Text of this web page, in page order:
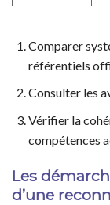
Comparer
référentiels
Consulter les
Vérifier la
compétences
Les
d’une